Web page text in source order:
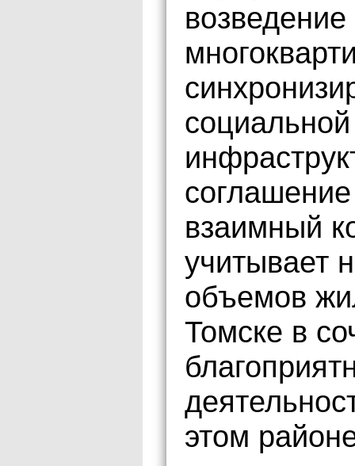
взаимный
учитывает
объемов
Томске в
этом